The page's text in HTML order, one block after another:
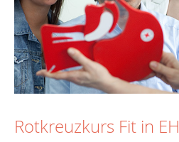
Rotkreuzkurs Fit in EH